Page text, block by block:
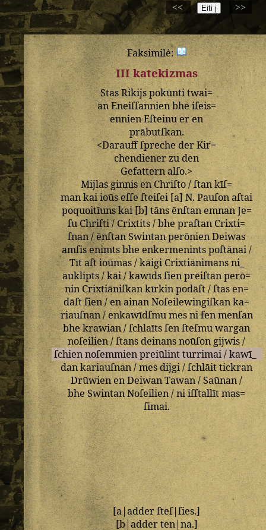
<<
>>
Faksimilė:
III katekizmas
StasRikijspokūntitwai=
anEneiſſannienbhe iſeis=
ennienEſteinuer en
prābutſkan.
<DarauffſprechederKir=
chendiener zuden
Gefatternalſo.>
Mijlasginnis enChriſto/ſtan kīſ=
mankai ioūseſſeſteiſei[a]N.Pauſonaſtai
poquoitīunskai[b]tānsēnſtanemnanJe=
ſuChriſti/Crixtits/bhe praſtan Crixti=
ſnan/ēnſtanSwintanperōnienDeiwas
amſisenimtsbheenkermenintspoſtānai/
Tītaſtioūmas/kāigiCrixtiānimansni_
auklipts/kāi/kawīds ſienprēiſtan perō=
ninCrixtiāniſkankīrkinpodāſt/ſtasen=
dāſtſien/enainanNoſeilewingiſkan ka=
riauſnan/enkawīdſmumesniſenmenſan
bhekrawian/ſchlaīts ſen ſteſmu wargan
noſeilien/ſtans deinans noūſon gijwis/
ſchien noſemmien preiūlint turrimai/kawī_
dankariauſnan/mesdijgi/ſchlāittickran
DrūwienenDeiwanTawan/Saūnan/
bheSwintan Noſeilien/ni iſſtallīt mas=
ſimai.
[a|adderſteſ|ſies.]
[b|adderten|na.]